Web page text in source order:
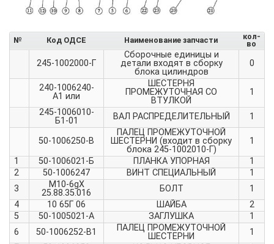
№ Код ОДСЕ Наименование запчасти
кол-
во
245-1002000-Г
Сборочные единицы и
детали входят в сборку
блока цилиндров
0
240-1006240-
А1 или
ШЕСТЕРНЯ
ПРОМЕЖУТОЧНАЯ СО
ВТУЛКОЙ
1
245-1006010-
Б1-01
ВАЛ РАСПРЕДЕЛИТЕЛЬНЫЙ 1
50-1006250-В
ПАЛЕЦ ПРОМЕЖУТОЧНОЙ
ШЕСТЕРНИ (входит в сборку
блока 245-1002010-Г)
1
1
50-1006021-Б ПЛАНКА УПОРНАЯ
1
2
50-1006247 ВИНТ СПЕЦИАЛЬНЫЙ
1
3
М10-6gХ
25.88.35.016
БОЛТ
1
4
10 65Г 06 ШАЙБА
2
5
50-1005021-А ЗАГЛУШКА
1
6
50-1006252-В1
ПАЛЕЦ ПРОМЕЖУТОЧНОЙ
ШЕСТЕРНИ
1